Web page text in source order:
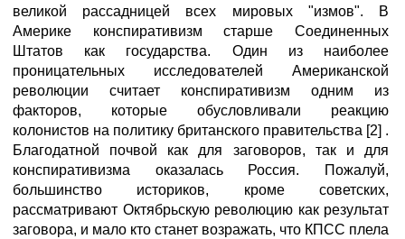
великой рассадницей всех мировых "измов". В
Америке конспиративизм старше Соединенных
Штатов как государства. Один из наиболее
проницательных исследователей Американской
революции считает конспиративизм одним из
факторов, которые обусловливали реакцию
колонистов на политику британского правительства [2] .
Благодатной почвой как для заговоров, так и для
конспиративизма оказалась Россия. Пожалуй,
большинство историков, кроме советских,
рассматривают Октябрьскую революцию как результат
заговора, и мало кто станет возражать, что КПСС плела